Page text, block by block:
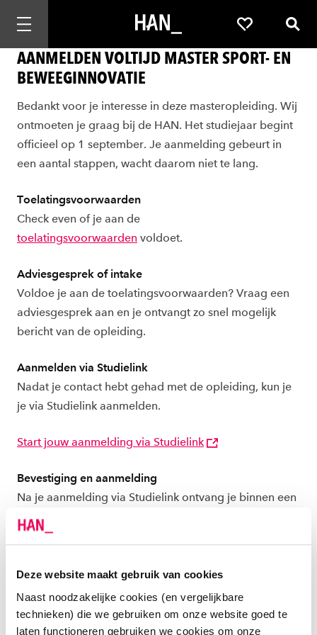
Deze website maakt gebruik van cookies
Naast noodzakelijke cookies (en vergelijkbare
technieken) die we gebruiken om onze website goed te
laten functioneren gebruiken we cookies om onze
Mobiele navigatie openen Favorieten
AANMELDEN VOLTIJD MASTER SPORT- EN
BEWEEGINNOVATIE
Bedankt voor je interesse in deze masteropleiding. Wij
ontmoeten je graag bij de HAN. Het studiejaar begint
officieel op 1 september. Je aanmelding gebeurt in
een aantal stappen, wacht daarom niet te lang.
Toelatingsvoorwaarden
Check even of je aan de
toelatingsvoorwaarden voldoet.
Adviesgesprek of intake
Voldoe je aan de toelatingsvoorwaarden? Vraag een
adviesgesprek aan en je ontvangt zo snel mogelijk
bericht van de opleiding.
Aanmelden via Studielink
Nadat je contact hebt gehad met de opleiding, kun je
je via Studielink aanmelden.
Start jouw aanmelding via Studielink
Bevestiging en aanmelding
Na je aanmelding via Studielink ontvang je binnen een
paar werkdagen per post en e-mail de bevestiging van
jouw aanmelding. De opleiding neemt daarna contact
toelatingsprocedure.
Definitieve inschrijving
Heb je de gehele toelatingsprocedure met goed